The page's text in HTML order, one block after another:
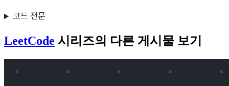
코드 전문
LeetCode 시리즈의 다른 게시물 보기